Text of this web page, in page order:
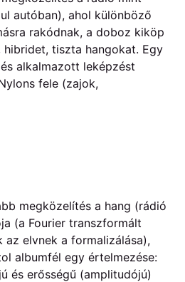
autóban), ahol különböző
rakódnak, a doboz kiköp
tiszta hangokat. Egy
alkalmazott leképzést
fele (zajok,
megközelítés a hang (rádió
(a Fourier transzformált
az elvnek a formalizálása),
albumfél egy értelmezése:
és erősségű (amplitudójú)